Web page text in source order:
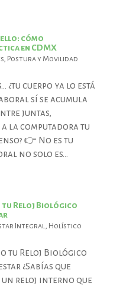
cómo
en CDMX
, Postura y Movilidad
¿tu cuerpo ya lo está
sí se acumula
juntas,
la computadora tu
👉 No es tu
no solo es...
tu Reloj Biológico
Integral, Holístico
tu Reloj Biológico
¿Sabías que
un reloj interno que